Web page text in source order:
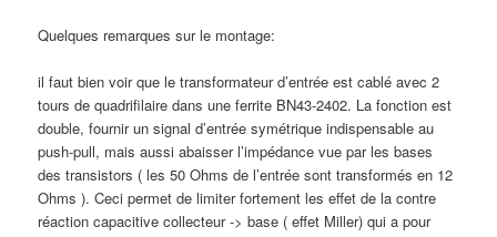
Quelques remarques sur le montage:
il faut bien voir que le transformateur d’entrée est cablé avec 2
tours de quadrifilaire dans une ferrite BN43-2402. La fonction est
double, fournir un signal d’entrée symétrique indispensable au
push-pull, mais aussi abaisser l’impédance vue par les bases
des transistors ( les 50 Ohms de l’entrée sont transformés en 12
Ohms ). Ceci permet de limiter fortement les effet de la contre
réaction capacitive collecteur -> base ( effet Miller) qui a pour